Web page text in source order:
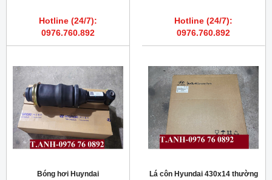
Hotline (24/7):
0976.760.892
Hotline (24/7):
0976.760.892
Bóng hơi Huyndai Lá côn Hyundai 430x14 thường